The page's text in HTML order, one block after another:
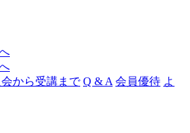
ャ
会から受講まで Q & A 会員優待 よ